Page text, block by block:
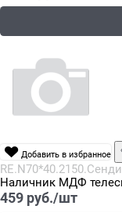
Добавить в избранное
RE.N70*40.2150.Сенди
Наличник МДФ
459 руб./шт